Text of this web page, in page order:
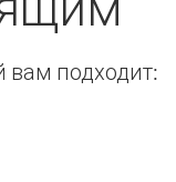
вам подходит: